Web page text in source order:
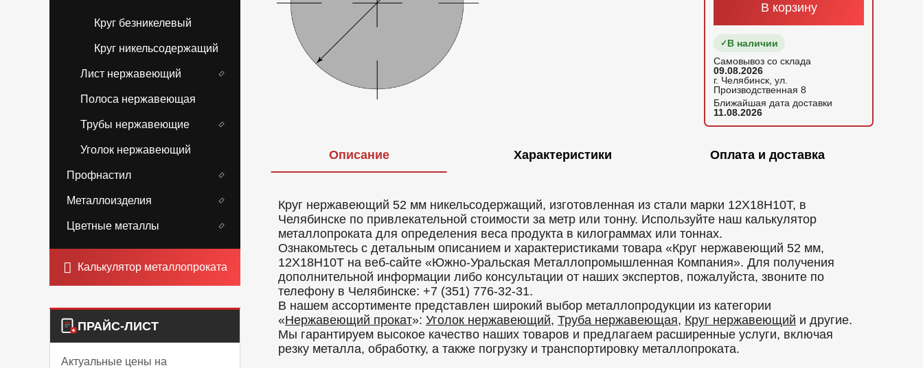
Круг безникелевый
Круг никельсодержащий
Лист нержавеющий
Полоса нержавеющая
Трубы нержавеющие
Уголок нержавеющий
Профнастил
Металлоизделия
Цветные металлы
Калькулятор металлопроката
ПРАЙС-ЛИСТ
Актуальные цены на
В корзину
В наличии
Самовывоз со склада
09.08.2026
г. Челябинск, ул.
Производственная 8
Ближайшая дата доставки
11.08.2026
Описание Характеристики Оплата и доставка
Круг нержавеющий 52 мм никельсодержащий, изготовленная из стали марки 12Х18Н10Т, в
Челябинске по привлекательной стоимости за метр или тонну. Используйте наш калькулятор
металлопроката для определения веса продукта в килограммах или тоннах.
Ознакомьтесь с детальным описанием и характеристиками товара «Круг нержавеющий 52 мм,
12Х18Н10Т на веб-сайте «Южно-Уральская Металлопромышленная Компания». Для получения
дополнительной информации либо консультации от наших экспертов, пожалуйста, звоните по
телефону в Челябинске: +7 (351) 776-32-31.
В нашем ассортименте представлен широкий выбор металлопродукции из категории
«Нержавеющий прокат»: Уголок нержавеющий, Труба нержавеющая, Круг нержавеющий и другие.
Мы гарантируем высокое качество наших товаров и предлагаем расширенные услуги, включая
резку металла, обработку, а также погрузку и транспортировку металлопроката.